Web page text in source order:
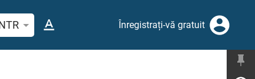
un verset biblic sau un cuvântÎnregistrați-vă gratuit